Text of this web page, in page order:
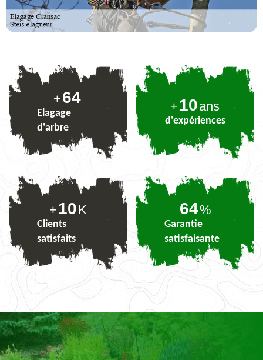
+78
Elagage
d'arbre
+10ans
d'expériences
+10K
Clients
satisfaits
78%
Garantie
satisfaisante